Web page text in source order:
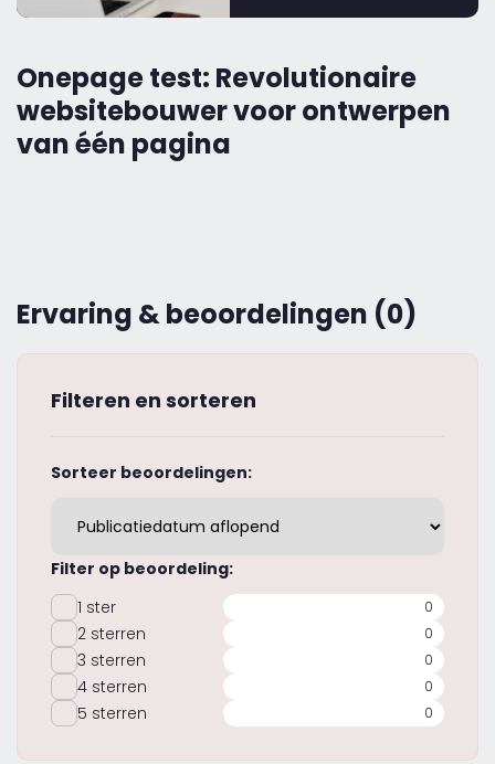
Onepage test: Revolutionaire
websitebouwer voor ontwerpen
van één pagina
Ervaring & beoordelingen (0)
Filteren en sorteren
Sorteer beoordelingen:
Filter op beoordeling:
1 ster
0
2 sterren 0
3 sterren 0
4 sterren 0
5 sterren 0